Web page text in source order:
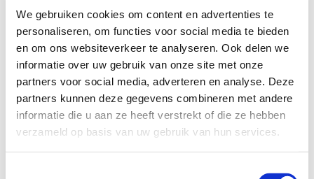
We gebruiken cookies om content en advertenties te
personaliseren, om functies voor social media te bieden
en om ons websiteverkeer te analyseren. Ook delen we
informatie over uw gebruik van onze site met onze
partners voor social media, adverteren en analyse. Deze
partners kunnen deze gegevens combineren met andere
informatie die u aan ze heeft verstrekt of die ze hebben
verzameld op basis van uw gebruik van hun services.
PLUS- EN MINPUNTEN
Volgens onze beveiligings specialist
SKG*** gekeurd
Uitgevoerd met hardstalen brug
Beveiligd tegen kerntrekken
Opties
Aantal sleutel(s)